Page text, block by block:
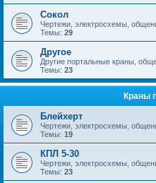
Сокол
Чертежи, электросхемы,
Темы: 29
Другое
Другие портальные краны,
Темы: 23
Краны
Блейхерт
Чертежи, электросхемы,
Темы: 19
КПЛ 5-30
Чертежи, электросхемы,
Темы: 23